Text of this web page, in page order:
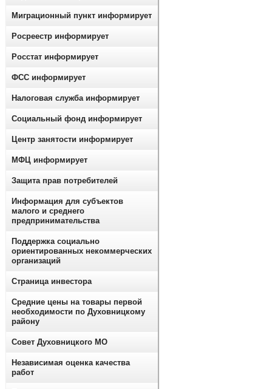
Миграционный пункт информирует
Росреестр информирует
Росстат информирует
ФСС информирует
Налоговая служба информирует
Социальный фонд информирует
Центр занятости информирует
МФЦ информирует
Защита прав потребителей
Информация для субъектов
малого и среднего
предпринимательства
Поддержка социально
ориентированных некоммерческих
организаций
Страница инвестора
Средние цены на товары первой
необходимости по Духовницкому
району
Совет Духовницкого МО
Независимая оценка качества
работ